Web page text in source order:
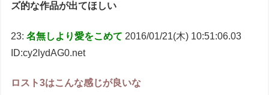
ズ的な作品が出てほしい
23:名無しより愛をこめて 2016/01/21(木) 10:51:06.03
ID:cy2lydAG0.net
ロスト3はこんな感じが良いな